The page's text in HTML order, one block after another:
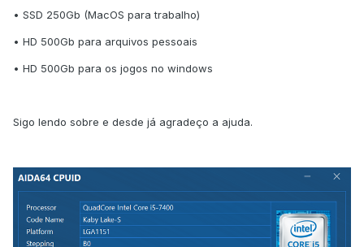
• SSD 250Gb (MacOS para trabalho)
• HD 500Gb para arquivos pessoais
• HD 500Gb para os jogos no windows
Sigo lendo sobre e desde já agradeço a ajuda.